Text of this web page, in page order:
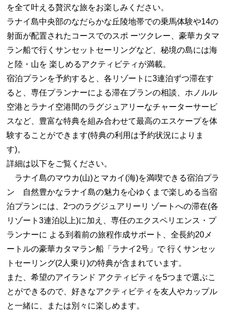
を全て叶える贅沢な旅をお楽しみください。
ラナイ島中央部のなだらかな丘陵地帯での乗馬体験や14の
射面が配置されたコースでのスポ ーツクレー、豪華カタマ
ラン船で行くサンセットセーリングなど、秘境の島には海
と陸・山を 楽しめるアクティビティが満載。
宿泊プランを予約すると、各リゾートに3連泊ずつ滞在す
ると、専任プランナーによる滞在プランの相談、ホノルル
空港とラナイ空港間のラグジュアリーなチャーターサービ
スなど、豊富な特典を組み合わせて最高のエスケープを体
験することができます(特典の利用は予約状況によりま
す)。
詳細は以下をご覧ください。
ラナイ島のマウカ(山)とマカイ(海)を満喫できる宿泊プラ
ン 自然豊かなラナイ島の魅力を心ゆくまで楽しめる当宿
泊プランには、2つのラグジュアリーリ ゾートへの滞在(各
リゾート3連泊以上)に加え、専任のエクスペリエンス・プ
ランナーに よる到着前の旅程作成サポート、全長約20メ
ートルの豪華カタマラン船「ラナイ2号」で 行くサンセッ
トセーリング(2人乗り)の特典が含まれています。
また、希望のアイランド アクティビティを5つまで選ぶこ
とができるので、好きなアクティビティを友人やカップル
と一緒に、または別々に楽しめます。